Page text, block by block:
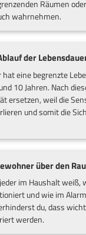
Räumen
wahrnehmen.
der
hat eine begrenzte
10 Jahren. Nach
ersetzen, weil die
und somit die
über den
im Haushalt weiß,
und wie im
du, dass
werden.